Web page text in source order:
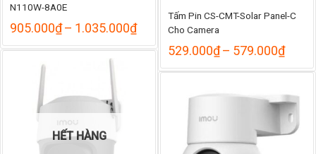
N110W-8A0E
905.000₫– 1.035.000₫Khoảng
từ
905.000₫
Tấm Pin CS-CMT-Solar Panel-C
Cho Camera
529.000₫– 579.000₫
từ
đến
HẾT HÀNG